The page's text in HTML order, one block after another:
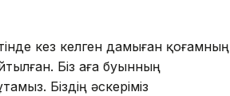
кез келген дамыған қоғамның
Біз аға буынның
Біздің әскеріміз